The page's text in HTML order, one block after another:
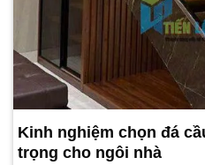
Kinh nghiệm chọn đá
trọng cho ngôi nhà